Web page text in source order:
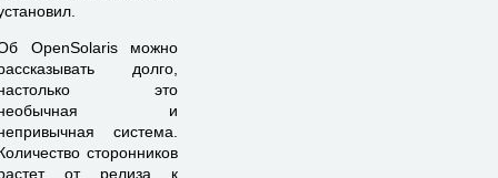
OpenSolaris можно
долго,
это
и
система.
сторонников
от релиза к